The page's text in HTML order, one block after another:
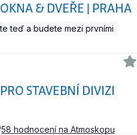
& DVEŘE | PRAHA
teď a budete mezi prvními
STAVEBNÍ DIVIZI
58 hodnocení na Atmoskopu